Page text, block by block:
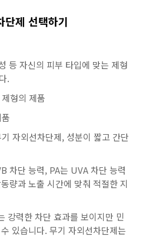
단제 선택하기
등 자신의 피부 타입에 맞는 제형
.
형의 제품
자외선차단제, 성분이 짧고 간단
차단 능력, PA는 UVA 차단 능력
량과 노출 시간에 맞춰 적절한 지
강력한 차단 효과를 보이지만 민
있습니다. 무기 자외선차단제는